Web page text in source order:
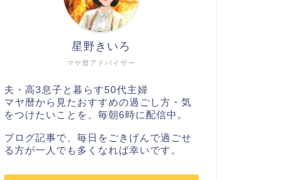
マヤ暦アドバイザー
星野きいろ
夫・高3息子と暮らす50代主婦
マヤ暦から見たおすすめの過ごし方・気
をつけたいことを、毎朝6時に配信中。
ブログ記事で、毎日をごきげんで過ごせ
る方が一人でも多くなれば幸いです。